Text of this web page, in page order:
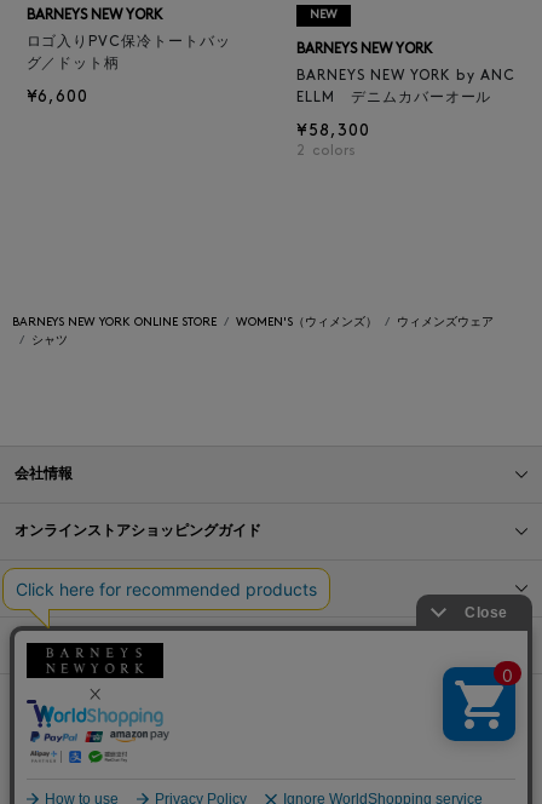
BARNEYS NEW YORK
ロゴ入りPVC保冷トートバッ
グ／ドット柄
¥6,600
NEW
BARNEYS NEW YORK
BARNEYS NEW YORK by ANC
ELLM デニムカバーオール
¥58,300
2 colors
BARNEYS NEW YORK ONLINE STORE WOMEN'S（ウィメンズ）
ウィメンズウェア
シャツ
会社情報
オンラインストアショッピングガイド
店舗情報
サービス